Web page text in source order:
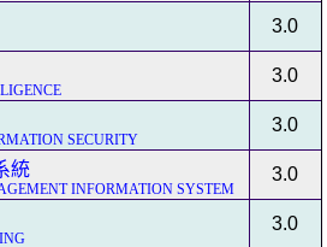
3.0
3.0
SECURITY
3.0
統
INFORMATION SYSTEM
3.0
3.0